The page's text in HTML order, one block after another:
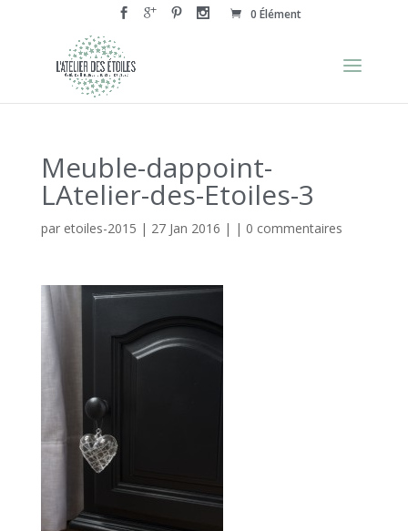
0 Élément
Meuble-dappoint-
LAtelier-des-Etoiles-3
par etoiles-2015 | 27 Jan 2016 | | 0 commentaires